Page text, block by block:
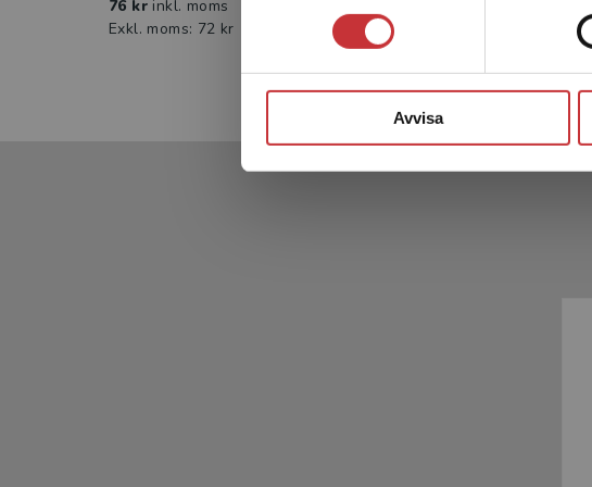
Avvisa
76 kr inkl. moms
Exkl. moms: 72 kr